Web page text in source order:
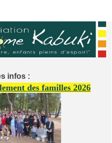
infos :
des familles 2026